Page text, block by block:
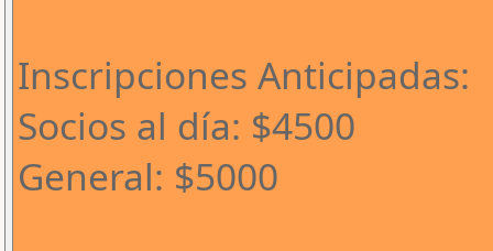
Inscripciones Anticipadas:
Socios al día: $4500
General: $5000